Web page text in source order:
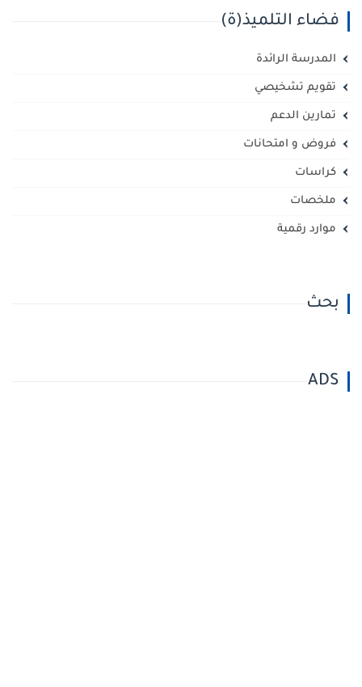
فضاء التلميذ(ة)
المدرسة الرائدة
تقويم تشخيصي
تمارين الدعم
فروض و امتحانات
كراسات
ملخصات
موارد رقمية
بحث
ADS